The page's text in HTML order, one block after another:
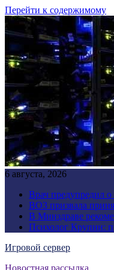
Перейти к содержимому
6 августа, 2026
Врач предупредил о
ВОЗ призвала
В Минздраве
Психолог Крупин:
Игровой сервер
Новостная рассылка